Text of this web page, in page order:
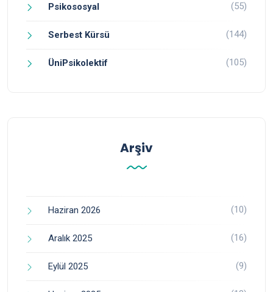
Psikososyal (55)
Serbest Kürsü (144)
ÜniPsikolektif (105)
Arşiv
Haziran 2026 (10)
Aralık 2025 (16)
Eylül 2025 (9)